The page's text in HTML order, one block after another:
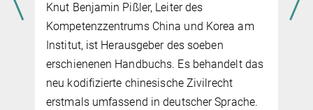
Knut Benjamin Pißler, Leiter des
Kompetenzzentrums China und Korea am
Institut, ist Herausgeber des soeben
erschienenen Handbuchs. Es behandelt das
neu kodifizierte chinesische Zivilrecht
erstmals umfassend in deutscher Sprache.